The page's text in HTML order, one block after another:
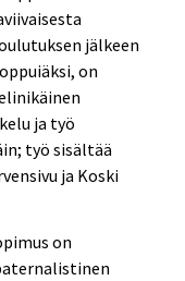
jälkeen
on
ja työ
työ sisältää
ja Koski
on